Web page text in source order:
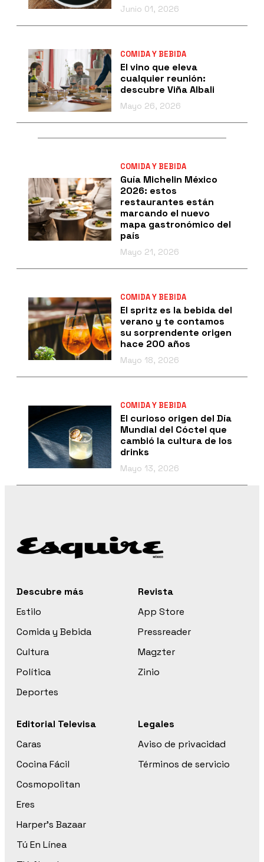
Junio 01, 2026
COMIDA Y BEBIDA
El vino que eleva
cualquier reunión:
descubre Viña Albali
Mayo 26, 2026
COMIDA Y BEBIDA
Guía Michelin México
2026: estos
restaurantes están
marcando el nuevo
mapa gastronómico del
país
Mayo 21, 2026
COMIDA Y BEBIDA
El spritz es la bebida del
verano y te contamos
su sorprendente origen
hace 200 años
Mayo 18, 2026
COMIDA Y BEBIDA
El curioso origen del Día
Mundial del Cóctel que
cambió la cultura de los
drinks
Mayo 13, 2026
Descubre más
Estilo
Comida y Bebida
Cultura
Política
Deportes
Revista
App Store
Pressreader
Magzter
Zinio
Editorial Televisa
Caras
Cocina Fácil
Cosmopolitan
Eres
Harper’s Bazaar
Tú En Línea
Legales
Aviso de privacidad
Términos de servicio